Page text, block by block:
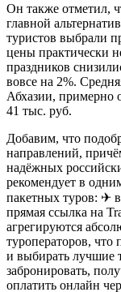
Он также отметил,
главной
туристов выбрали
цены практически
праздников
вовсе на 2%.
Абхазии, примерно
41 тыс. руб.
Добавим, что
направлений,
надёжных
рекомендует в
пакетных туров: ✈
прямая ссылка на
агрегируются
туроператоров, что
и выбирать лучшие
забронировать,
оплатить онлайн